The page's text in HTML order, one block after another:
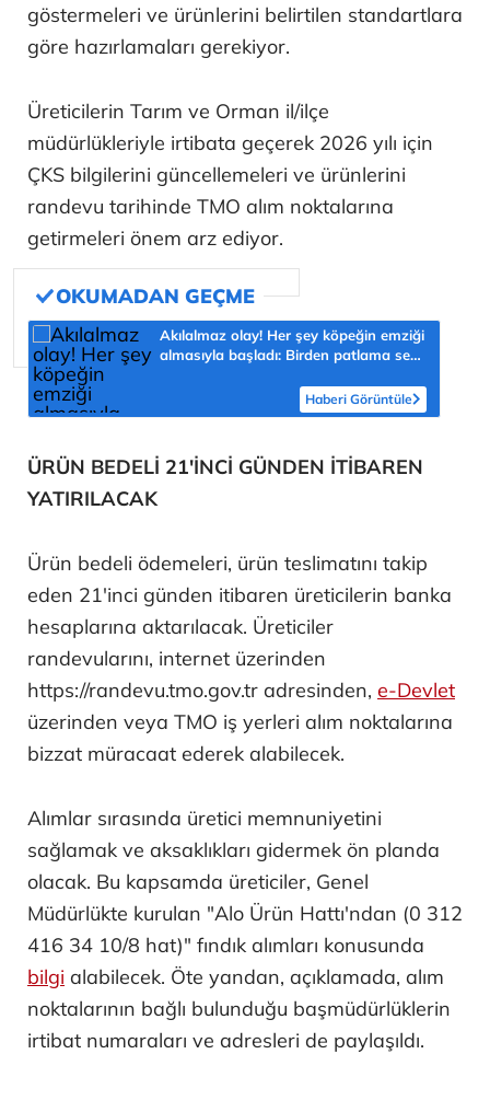
göstermeleri ve ürünlerini belirtilen standartlara
göre hazırlamaları gerekiyor.
Üreticilerin Tarım ve Orman il/ilçe
müdürlükleriyle irtibata geçerek 2026 yılı için
ÇKS bilgilerini güncellemeleri ve ürünlerini
randevu tarihinde TMO alım noktalarına
getirmeleri önem arz ediyor.
Akılalmaz olay! Her şey köpeğin emziği
almasıyla başladı: Birden patlama sesi
Haberi Görüntüle
ÜRÜN BEDELİ 21'İNCİ GÜNDEN İTİBAREN
YATIRILACAK
Ürün bedeli ödemeleri, ürün teslimatını takip
eden 21'inci günden itibaren üreticilerin banka
hesaplarına aktarılacak. Üreticiler
randevularını, internet üzerinden
https://randevu.tmo.gov.tr adresinden, e-Devlet
üzerinden veya TMO iş yerleri alım noktalarına
bizzat müracaat ederek alabilecek.
Alımlar sırasında üretici memnuniyetini
sağlamak ve aksaklıkları gidermek ön planda
olacak. Bu kapsamda üreticiler, Genel
Müdürlükte kurulan "Alo Ürün Hattı'ndan (0 312
416 34 10/8 hat)" fındık alımları konusunda
bilgi alabilecek. Öte yandan, açıklamada, alım
noktalarının bağlı bulunduğu başmüdürlüklerin
irtibat numaraları ve adresleri de paylaşıldı.